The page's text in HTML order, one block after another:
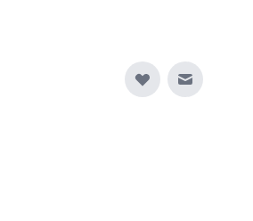
Envoyer